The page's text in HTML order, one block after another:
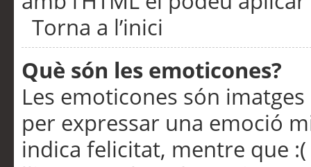
Torna a l’inici
Què són les emoticones?
Les emoticones són
per expressar una emoció
indica felicitat, mentre que